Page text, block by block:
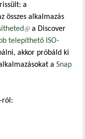
a
összes alkalmazás
(külső hivatkozás)
a Discover
telepíthető ISO-
akkor próbáld ki
a Snap
ról: